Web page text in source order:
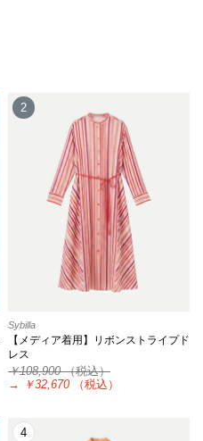
2
Sybilla
【メディア着用】リボンストライプド
レス
￥108,900（税込）
→
￥32,670 （税込）
4